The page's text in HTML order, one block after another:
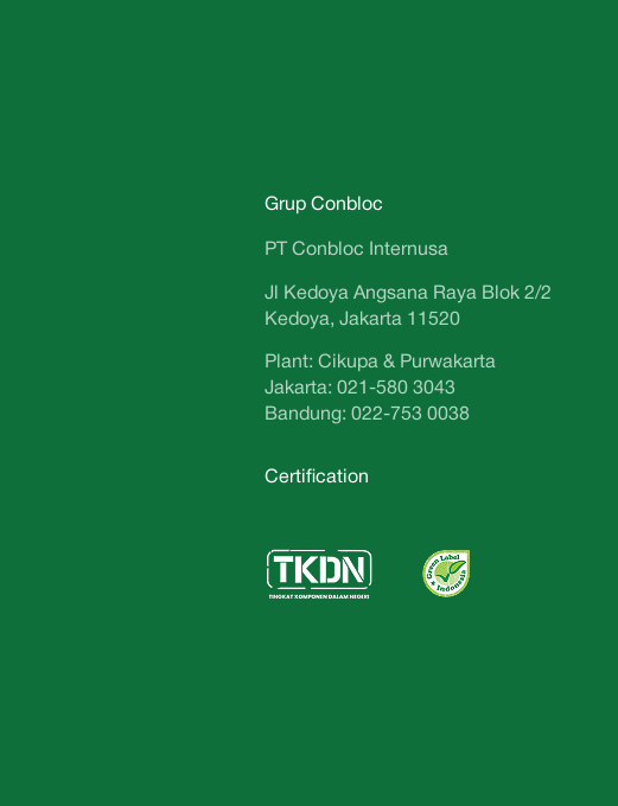
Grup Conbloc
PT Conbloc Internusa
Jl Kedoya Angsana Raya Blok 2/2
Kedoya, Jakarta 11520
Plant: Cikupa & Purwakarta
Jakarta: 021-580 3043
Bandung: 022-753 0038
Certification